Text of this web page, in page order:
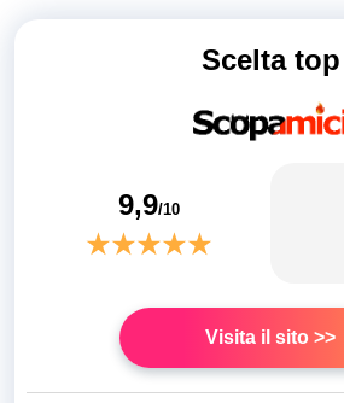
Scelta top
9,9/10
Visita il sito >>